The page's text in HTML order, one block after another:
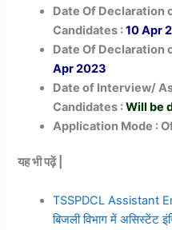
Date Of Declaration
Candidates :10 Apr
Date Of Declaration
Apr 2023
Date of Interview/
Candidates :Will be
Application Mode :
यह भी पढ़ें |
TSSPDCL Assistant
बिजली विभाग में असिस्टेंट